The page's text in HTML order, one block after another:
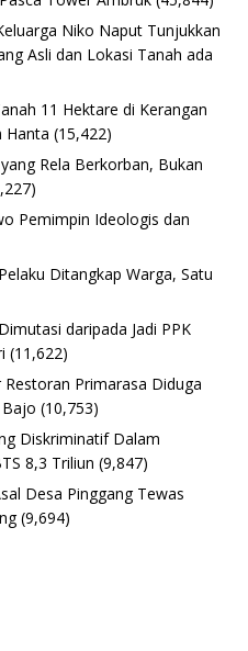
Niko Naput Tunjukkan
Asli dan Lokasi Tanah ada
11 Hektare di Kerangan
Hanta (15,422)
Rela Berkorban, Bukan
Pemimpin Ideologis dan
Ditangkap Warga, Satu
daripada Jadi PPK
(11,622)
Primarasa Diduga
(10,753)
Diskriminatif Dalam
8,3 Triliun (9,847)
Desa Pinggang Tewas
(9,694)